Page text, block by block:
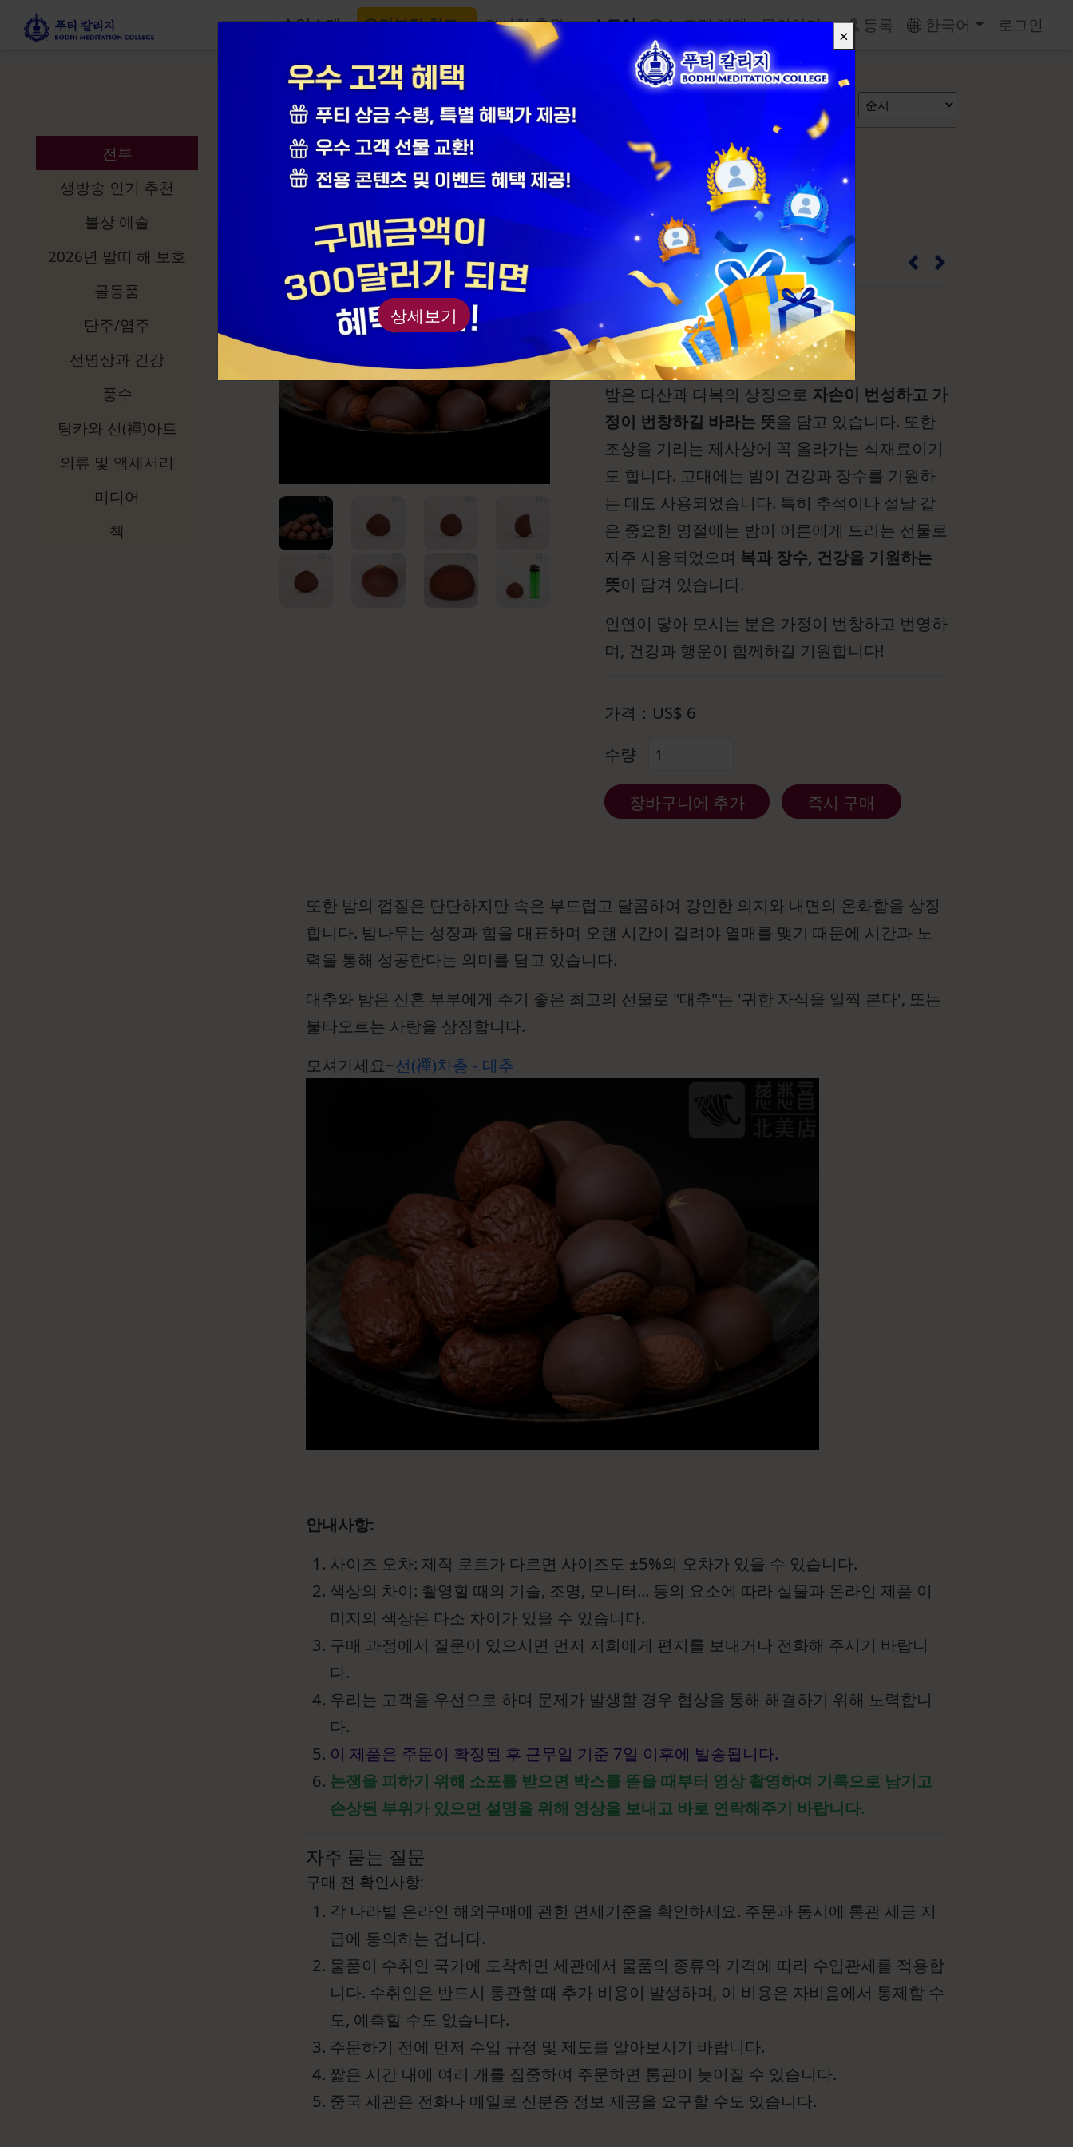
수업소개 우란분절 천도 길상첨 축원 스토어 우수 고객 혜택 문의하기 등록 한국어 로그인
전부
생방송 인기 추천
불상 예술
2026년 말띠 해 보호
골동품
단주/염주
선명상과 건강
풍수
탕카와 선(禪)아트
의류 및 액세서리
미디어
책
선명상 스토어 검색
선(禪)차총 - 밤
제품 번호： AM23SL10C4586
규격: 4.2x3.7x2.8cm
밤은 다산과 다복의 상징으로 자손이 번성하고 가
정이 번창하길 바라는 뜻을 담고 있습니다. 또한
조상을 기리는 제사상에 꼭 올라가는 식재료이기
도 합니다. 고대에는 밤이 건강과 장수를 기원하
는 데도 사용되었습니다. 특히 추석이나 설날 같
은 중요한 명절에는 밤이 어른에게 드리는 선물로
자주 사용되었으며 복과 장수, 건강을 기원하는
뜻이 담겨 있습니다.
인연이 닿아 모시는 분은 가정이 번창하고 번영하
며, 건강과 행운이 함께하길 기원합니다!
가격： US$ 6
수량
장바구니에 추가 즉시 구매
또한 밤의 껍질은 단단하지만 속은 부드럽고 달콤하여 강인한 의지와 내면의 온화함을 상징
합니다. 밤나무는 성장과 힘을 대표하며 오랜 시간이 걸려야 열매를 맺기 때문에 시간과 노
력을 통해 성공한다는 의미를 담고 있습니다.
대추와 밤은 신혼 부부에게 주기 좋은 최고의 선물로 "대추"는 '귀한 자식을 일찍 본다', 또는
불타오르는 사랑을 상징합니다.
모셔가세요~선(禪)차총 - 대추
안내사항:
사이즈 오차: 제작 로트가 다르면 사이즈도 ±5%의 오차가 있을 수 있습니다.
색상의 차이: 촬영할 때의 기술, 조명, 모니터... 등의 요소에 따라 실물과 온라인 제품 이
미지의 색상은 다소 차이가 있을 수 있습니다.
구매 과정에서 질문이 있으시면 먼저 저희에게 편지를 보내거나 전화해 주시기 바랍니
다.
우리는 고객을 우선으로 하며 문제가 발생할 경우 협상을 통해 해결하기 위해 노력합니
다.
이 제품은 주문이 확정된 후 근무일 기준 7일 이후에 발송됩니다.
논쟁을 피하기 위해 소포를 받으면 박스를 뜯을 때부터 영상 촬영하여 기록으로 남기고
손상된 부위가 있으면 설명을 위해 영상을 보내고 바로 연락해주기 바랍니다.
자주 묻는 질문
구매 전 확인사항:
각 나라별 온라인 해외구매에 관한 면세기준을 확인하세요. 주문과 동시에 통관 세금 지
급에 동의하는 겁니다.
물품이 수취인 국가에 도착하면 세관에서 물품의 종류와 가격에 따라 수입관세를 적용합
니다. 수취인은 반드시 통관할 때 추가 비용이 발생하며, 이 비용은 자비음에서 통제할 수
도, 예측할 수도 없습니다.
주문하기 전에 먼저 수입 규정 및 제도를 알아보시기 바랍니다.
짧은 시간 내에 여러 개를 집중하여 주문하면 통관이 늦어질 수 있습니다.
중국 세관은 전화나 메일로 신분증 정보 제공을 요구할 수도 있습니다.
×
상세보기